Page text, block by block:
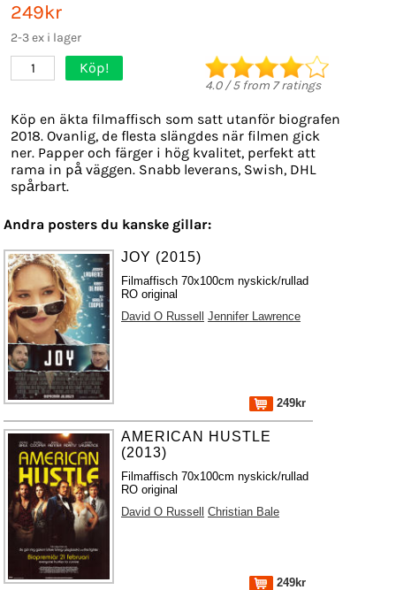
249kr
2-3 ex i lager
1 Köp!
4.0/5from 7ratings
Köp en äkta filmaffisch som satt utanför biografen
2018. Ovanlig, de flesta slängdes när filmen gick
ner. Papper och färger i hög kvalitet, perfekt att
rama in på väggen. Snabb leverans, Swish, DHL
spårbart.
Andra posters du kanske gillar:
JOY (2015)
Filmaffisch 70x100cm nyskick/rullad
RO original
David O Russell
Jennifer Lawrence
249kr
AMERICAN HUSTLE
(2013)
Filmaffisch 70x100cm nyskick/rullad
RO original
David O Russell
Christian Bale
249kr